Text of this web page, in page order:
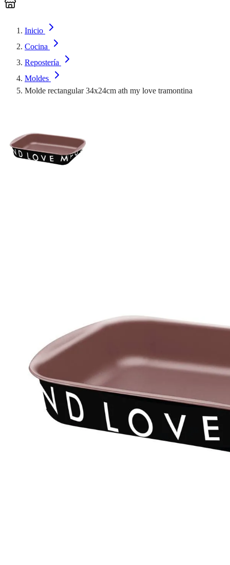
Inicio
Cocina
Repostería
Moldes
Molde rectangular 34x24cm ath my love tramontina